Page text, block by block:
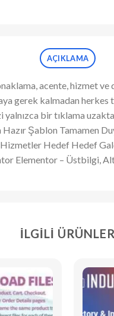
AÇIKLAMA
acente, hizmet
kalmadan herkes
bir tıklama
Şablon Tamamen
Hedef Hedef
Elementor – Üstbilgi,
İLGILI ÜRÜNLER